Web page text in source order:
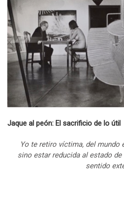
Jaque al peón: El sacrificio de lo útil
Yo te retiro víctima, del mundo
sino estar reducida al estado
sentido